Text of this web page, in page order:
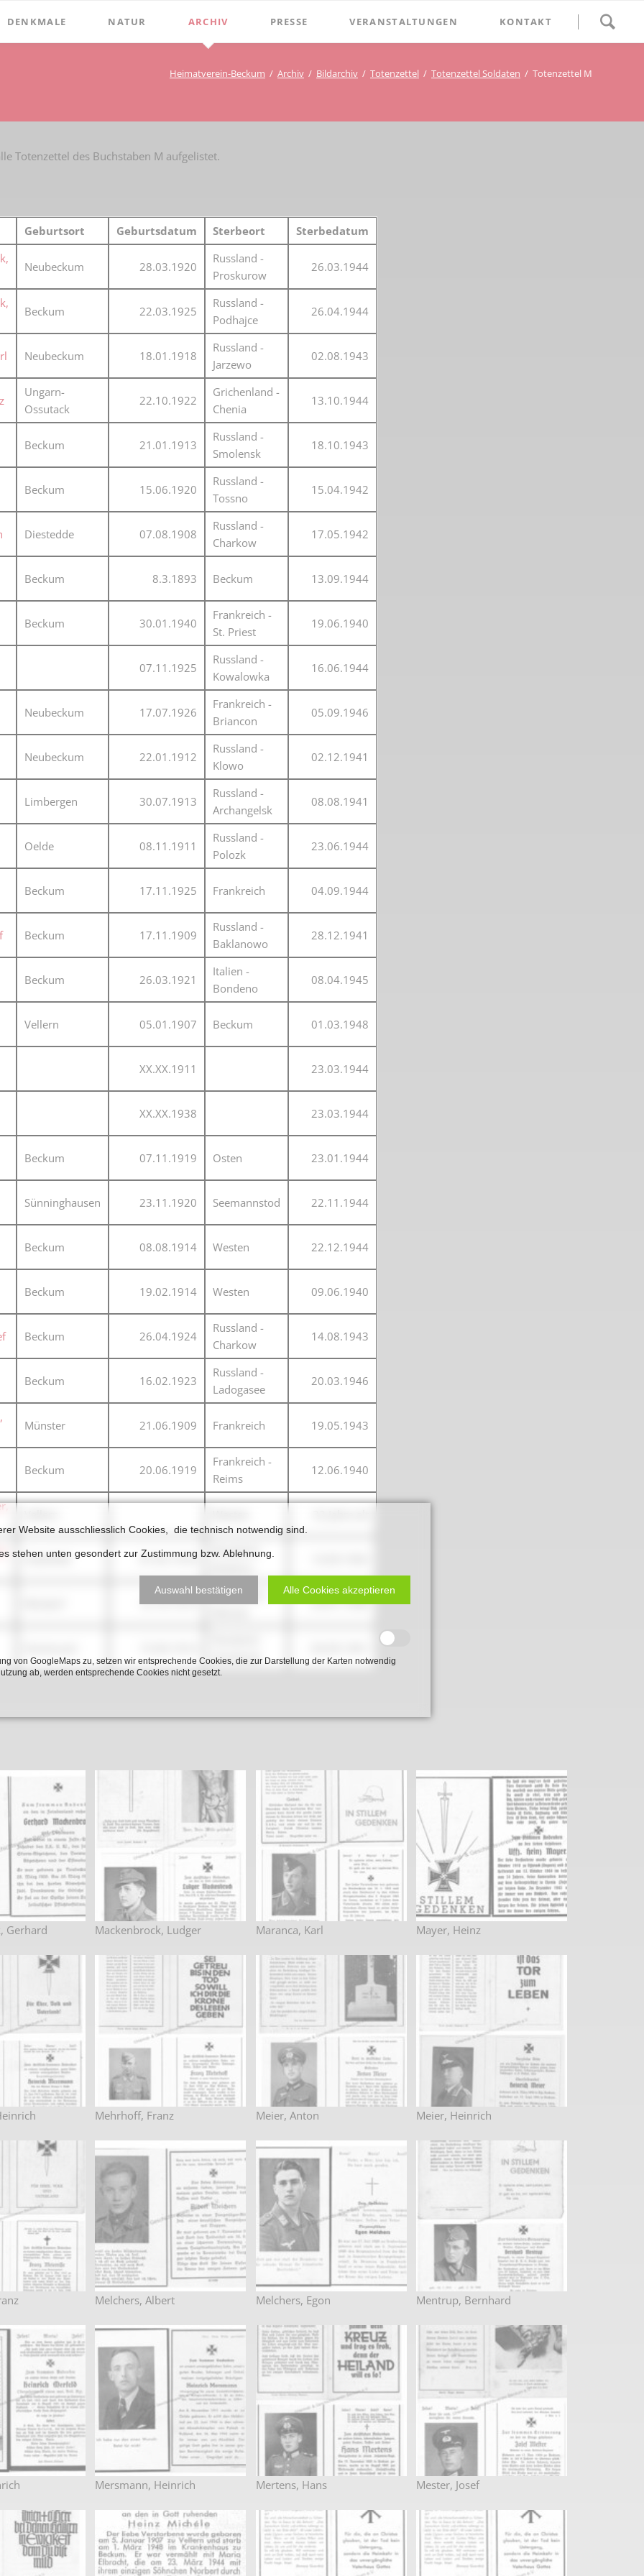
überspringen
DENKMALE
Ständehaus
Hochkreuz - Alter Friedhof
Jüdischer Friedhof
Steinkisten Gräber
Fürstengrab
Denkmal-Liste A
Denkmal-Liste B
Denkmal-Liste Naturdenkmal
NATUR
Baum des Jahres
ARCHIV
Bildarchiv
Briefbögen
Fotos
Landkarten
Plakate
Postkarten
öffentliche Gebäude
Prudentiaschule
Strassen
Totenzettel
Totenzettel Bürger
Totenzettel Soldaten
Gefallenen und Vermißte 2. Weltkrieg
Filmarchiv
Begegnungen im Blumenthal
Historische Filme
Karnevalistische Filme
Sonstige Filme
Nachlässe
PRESSE VERANSTALTUNGEN KONTAKT
Heimatverein-Beckum Archiv Bildarchiv Totenzettel Totenzettel Soldaten Totenzettel M
Totenzettel des Buchstaben M aufgelistet.
Geburtsort Geburtsdatum Sterbeort
Sterbedatum
Neubeckum 28.03.1920
Russland -
Proskurow
26.03.1944
Beckum 22.03.1925
Russland -
Podhajce
26.04.1944
Neubeckum 18.01.1918
Russland -
Jarzewo
02.08.1943
Ungarn-
Ossutack
22.10.1922
Grichenland -
Chenia
13.10.1944
Beckum 21.01.1913
Russland -
Smolensk
18.10.1943
Beckum 15.06.1920
Russland -
Tossno
15.04.1942
Diestedde 07.08.1908
Russland -
Charkow
17.05.1942
Beckum 8.3.1893 Beckum 13.09.1944
Beckum 30.01.1940
Frankreich -
St. Priest
19.06.1940
07.11.1925
Russland -
Kowalowka
16.06.1944
Neubeckum 17.07.1926
Frankreich -
Briancon
05.09.1946
Neubeckum 22.01.1912
Russland -
Klowo
02.12.1941
Limbergen 30.07.1913
Russland -
Archangelsk
08.08.1941
Oelde 08.11.1911
Russland -
Polozk
23.06.1944
Beckum 17.11.1925 Frankreich 04.09.1944
Beckum 17.11.1909
Russland -
Baklanowo
28.12.1941
Beckum 26.03.1921
Italien -
Bondeno
08.04.1945
Vellern 05.01.1907 Beckum 01.03.1948
XX.XX.1911 23.03.1944
XX.XX.1938 23.03.1944
Beckum 07.11.1919 Osten 23.01.1944
Sünninghausen 23.11.1920 Seemannstod 22.11.1944
Beckum 08.08.1914 Westen 22.12.1944
Beckum 19.02.1914 Westen 09.06.1940
Beckum 26.04.1924
Russland -
Charkow
14.08.1943
Beckum 16.02.1923
Russland -
Ladogasee
20.03.1946
Münster 21.06.1909 Frankreich 19.05.1943
Beckum 20.06.1919
Frankreich -
Reims
12.06.1940
Osterfeld 07.05.1918
Russland -
12.10.1914
Frankreich -
23.01.1946
Smolensk
Gerhard Mackenbrock, Ludger Maranca, Karl Mayer, Heinz
Mehrhoff, Franz Meier, Anton Meier, Heinrich
Melchers, Albert Melchers, Egon Mentrup, Bernhard
Mersmann, Heinrich Mertens, Hans Mester, Josef
Website ausschliesslich Cookies, die technisch notwendig sind.
stehen unten gesondert zur Zustimmung bzw. Ablehnung.
Auswahl bestätigen Alle Cookies akzeptieren
von GoogleMaps zu, setzen wir entsprechende Cookies, die zur Darstellung der Karten notwendig
ab, werden entsprechende Cookies nicht gesetzt.